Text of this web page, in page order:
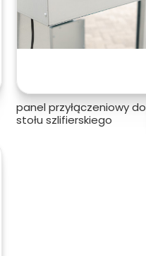
panel przyłączeniowy do
stołu szlifierskiego